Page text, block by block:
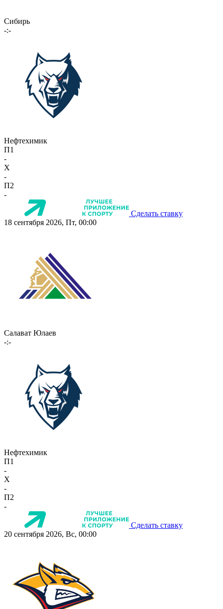
Сибирь
-:-
Нефтехимик
П1
-
X
-
П2
-
Сделать ставку
18 сентября 2026, Пт, 00:00
Салават Юлаев
-:-
Нефтехимик
П1
-
X
-
П2
-
Сделать ставку
20 сентября 2026, Вс, 00:00